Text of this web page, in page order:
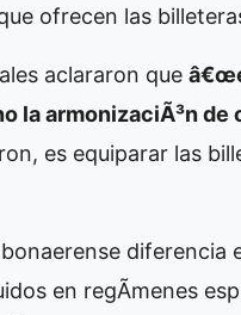
ofrecen las
aclararon que
la armonizaciÃ³n
es equiparar las
en regÃ­menes